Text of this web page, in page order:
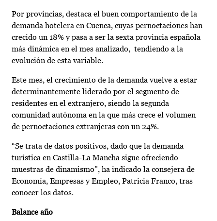
Por provincias, destaca el buen comportamiento de la
demanda hotelera en Cuenca, cuyas pernoctaciones han
crecido un 18% y pasa a ser la sexta provincia española
más dinámica en el mes analizado, tendiendo a la
evolución de esta variable.
Este mes, el crecimiento de la demanda vuelve a estar
determinantemente liderado por el segmento de
residentes en el extranjero, siendo la segunda
comunidad autónoma en la que más crece el volumen
de pernoctaciones extranjeras con un 24%.
“Se trata de datos positivos, dado que la demanda
turística en Castilla-La Mancha sigue ofreciendo
muestras de dinamismo”, ha indicado la consejera de
Economía, Empresas y Empleo, Patricia Franco, tras
conocer los datos.
Balance año